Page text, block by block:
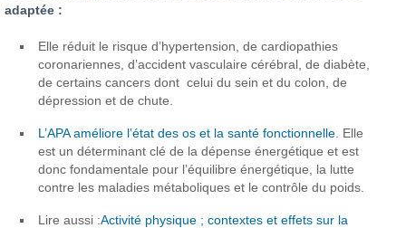
adaptée :
Elle réduit le risque d’hypertension, de cardiopathies
coronariennes, d’accident vasculaire cérébral, de diabète,
de certains cancers dont celui du sein et du colon, de
dépression et de chute.
L’APA améliore l’état des os et la santé fonctionnelle . Elle
est un déterminant clé de la dépense énergétique et est
donc fondamentale pour l’équilibre énergétique, la lutte
contre les maladies métaboliques et le contrôle du poids.
Lire aussi :Activité physique ; contextes et effets sur la